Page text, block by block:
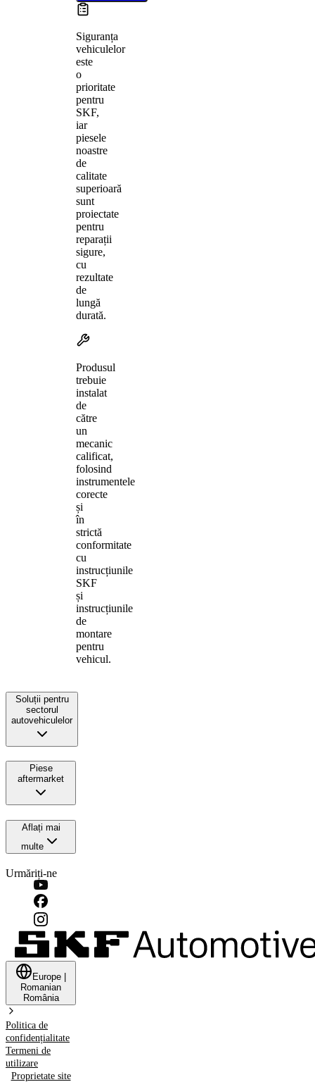
Siguranța
vehiculelor
este
o
prioritate
pentru
SKF,
iar
piesele
noastre
de
calitate
superioară
sunt
proiectate
pentru
reparații
sigure,
cu
rezultate
de
lungă
durată.
Produsul
trebuie
instalat
de
către
un
mecanic
calificat,
folosind
instrumentele
corecte
și
în
strictă
conformitate
cu
instrucțiunile
SKF
și
instrucțiunile
de
montare
pentru
vehicul.
Soluții pentru
sectorul
autovehiculelor
Piese
aftermarket
Aflați mai
multe
Urmăriți-ne
Europe
Romanian
România
Politica de
confidențialitate
Termeni de
utilizare
Proprietate site